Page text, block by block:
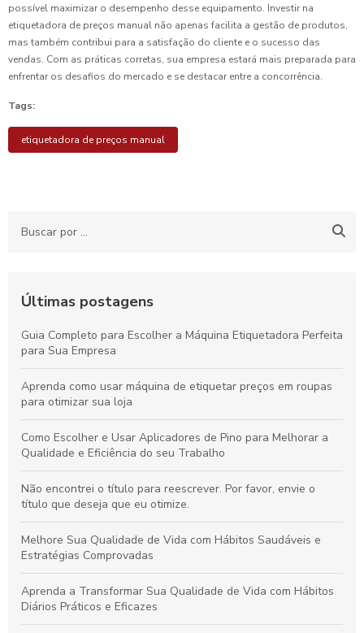
possível maximizar o desempenho desse equipamento. Investir na
etiquetadora de preços manual não apenas facilita a gestão de produtos,
mas também contribui para a satisfação do cliente e o sucesso das
vendas. Com as práticas corretas, sua empresa estará mais preparada para
enfrentar os desafios do mercado e se destacar entre a concorrência.
Tags:
etiquetadora de preços manual
Últimas postagens
Guia Completo para Escolher a Máquina Etiquetadora Perfeita
para Sua Empresa
Aprenda como usar máquina de etiquetar preços em roupas
para otimizar sua loja
Como Escolher e Usar Aplicadores de Pino para Melhorar a
Qualidade e Eficiência do seu Trabalho
Não encontrei o título para reescrever. Por favor, envie o
título que deseja que eu otimize.
Melhore Sua Qualidade de Vida com Hábitos Saudáveis e
Estratégias Comprovadas
Aprenda a Transformar Sua Qualidade de Vida com Hábitos
Diários Práticos e Eficazes